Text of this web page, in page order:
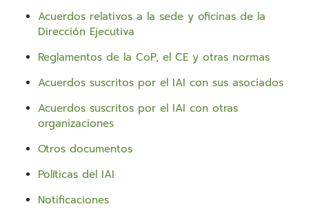
Acuerdos relativos a la sede y oficinas de la
Dirección Ejecutiva
Reglamentos de la CoP, el CE y otras normas
Acuerdos suscritos por el IAI con sus asociados
Acuerdos suscritos por el IAI con otras
organizaciones
Otros documentos
Políticas del IAI
Notificaciones